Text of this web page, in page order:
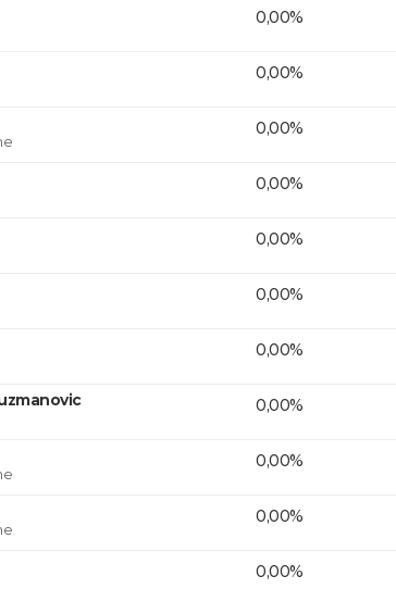
0,00%
0,00%
0,00%
0,00%
0,00%
0,00%
0,00%
0,00%
0,00%
0,00%
0,00%